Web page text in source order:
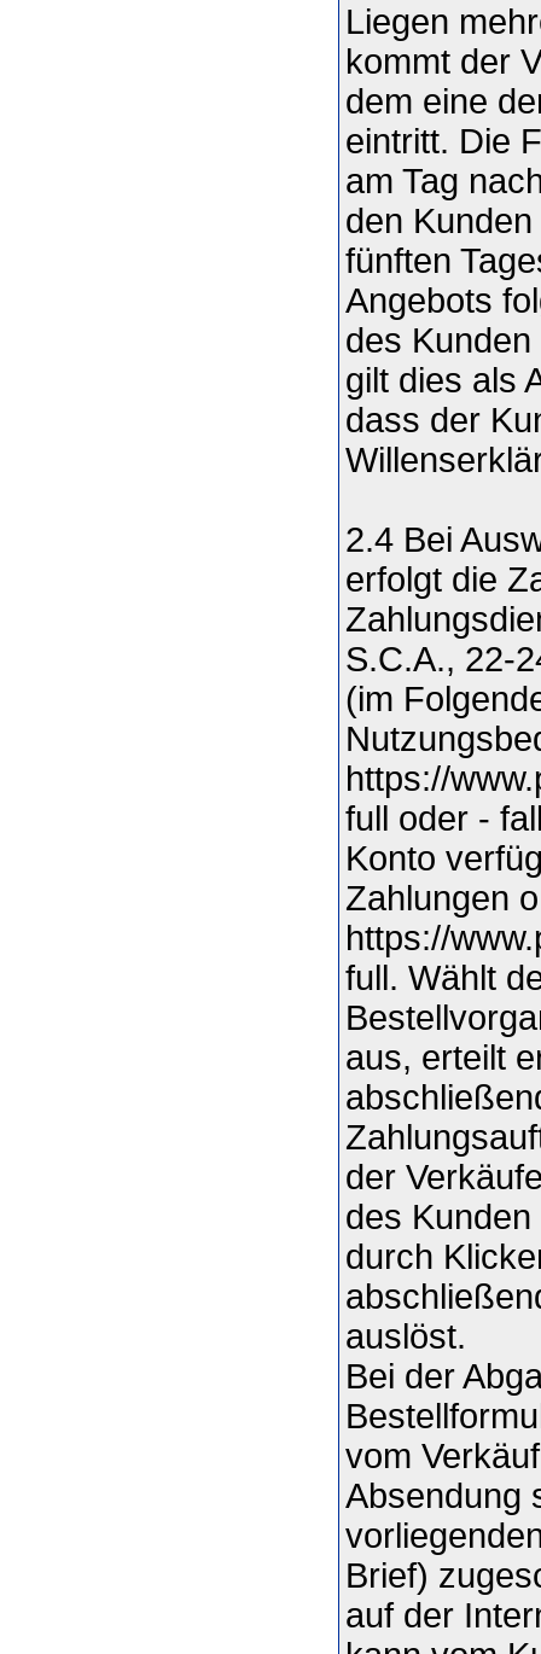
Liegen
kommt der
dem eine
eintritt. Die
am Tag
den
fünften
Angebots
des
gilt dies als
dass der
2.4 Bei
erfolgt die
S.C.A., 22-
(im
https://
full oder -
Konto
Zahlungen
https://
full. Wählt
aus, erteilt
der
des
durch
auslöst.
Bei der
vom
Absendung
Brief)
auf der